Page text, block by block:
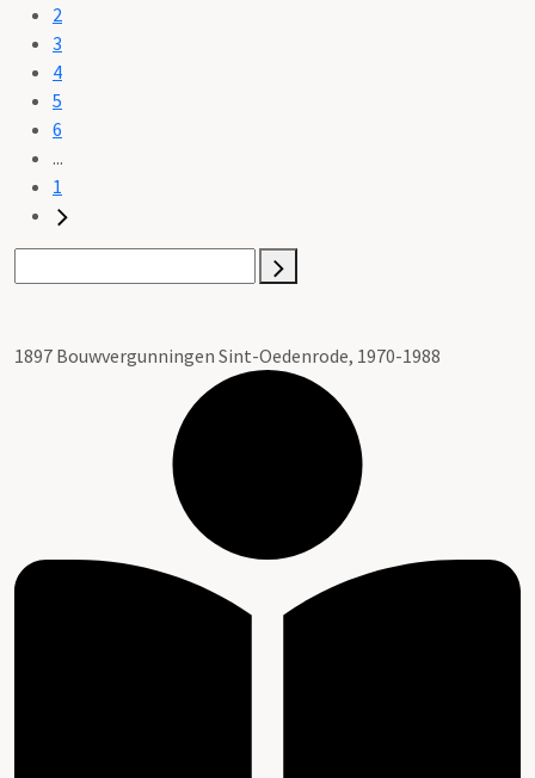
2
3
4
5
6
...
1
1897 Bouwvergunningen Sint-Oedenrode, 1970-1988